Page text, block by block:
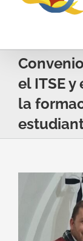
el ITSE
la
imagen
grande